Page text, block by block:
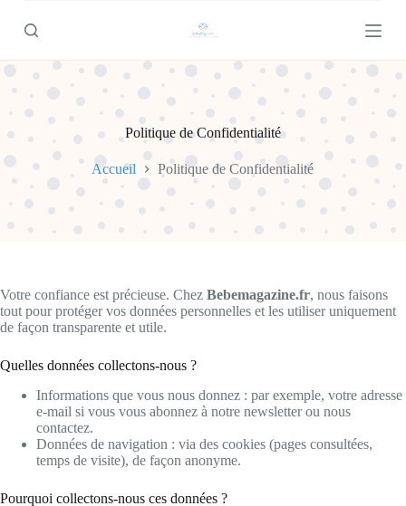
s
Politique de Confidentialité
Accueil Politique de Confidentialité
Votre confiance est précieuse. Chez Bebemagazine.fr, nous faisons
tout pour protéger vos données personnelles et les utiliser uniquement
de façon transparente et utile.
Quelles données collectons-nous ?
Informations que vous nous donnez : par exemple, votre adresse
e-mail si vous vous abonnez à notre newsletter ou nous
contactez.
Données de navigation : via des cookies (pages consultées,
temps de visite), de façon anonyme.
Pourquoi collectons-nous ces données ?